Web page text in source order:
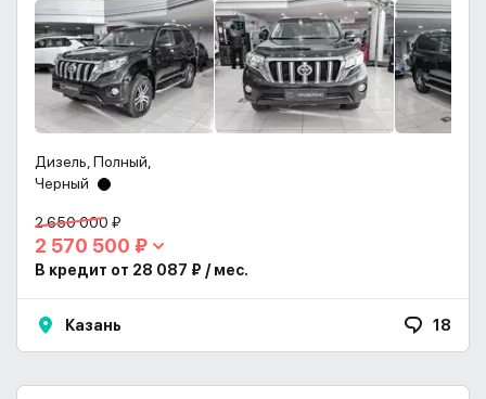
Дизель, Полный,
Черный
2 650 000 ₽
2 570 500 ₽
В кредит от 28 087 ₽ / мес.
Казань 18